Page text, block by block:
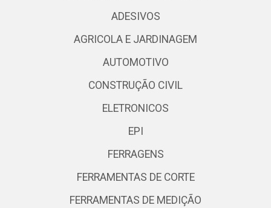
ADESIVOS
AGRICOLA E JARDINAGEM
AUTOMOTIVO
CONSTRUÇÃO CIVIL
ELETRONICOS
EPI
FERRAGENS
FERRAMENTAS DE CORTE
FERRAMENTAS DE MEDIÇÃO